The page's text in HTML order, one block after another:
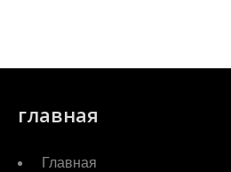
главная
Главная